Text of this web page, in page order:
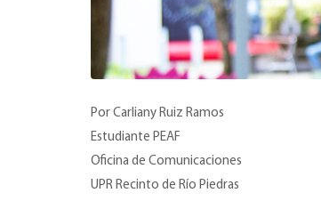
Por Carliany Ruiz Ramos
Estudiante PEAF
Oficina de Comunicaciones
UPR Recinto de Río Piedras